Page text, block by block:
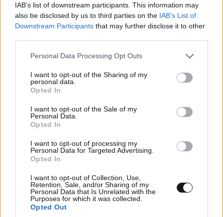
IAB’s list of downstream participants. This information may
also be disclosed by us to third parties on the IAB’s List of
Downstream Participants that may further disclose it to other
Please note that this website/app uses one or more Google
not limited to your visit or usage behaviour. You may click to
grant or deny consent to Google and its third-party tags to
use your data for below specified purposes in below Google
consent section.
Personal Data Processing Opt Outs
I want to opt-out of the Sharing of my
personal data.
Opted In
I want to opt-out of the Sale of my
Personal Data.
Opted In
I want to opt-out of processing my
Personal Data for Targeted Advertising.
Opted In
I want to opt-out of Collection, Use,
Retention, Sale, and/or Sharing of my
Personal Data that Is Unrelated with the
Purposes for which it was collected.
Opted Out
λίστα για βασιλική κηδεία παρά την αποπομπή